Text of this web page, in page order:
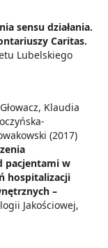
sensu działania.
Caritas.
Lubelskiego
Klaudia
(2017)
pacjentami w
hospitalizacji
–
Jakościowej,